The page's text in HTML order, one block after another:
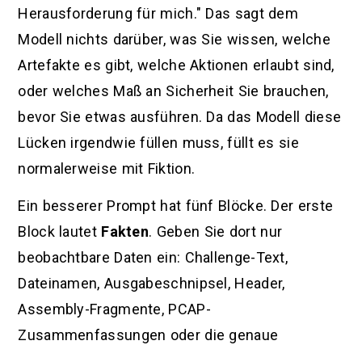
Herausforderung für mich." Das sagt dem
Modell nichts darüber, was Sie wissen, welche
Artefakte es gibt, welche Aktionen erlaubt sind,
oder welches Maß an Sicherheit Sie brauchen,
bevor Sie etwas ausführen. Da das Modell diese
Lücken irgendwie füllen muss, füllt es sie
normalerweise mit Fiktion.
Ein besserer Prompt hat fünf Blöcke. Der erste
Block lautet Fakten. Geben Sie dort nur
beobachtbare Daten ein: Challenge-Text,
Dateinamen, Ausgabeschnipsel, Header,
Assembly-Fragmente, PCAP-
Zusammenfassungen oder die genaue